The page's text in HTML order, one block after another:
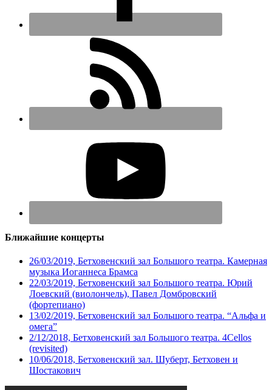
Ближайшие концерты
26/03/2019, Бетховенский зал Большого театра. Камерная
музыка Иоганнеса Брамса
22/03/2019, Бетховенский зал Большого театра. Юрий
Лоевский (виолончель), Павел Домбровский
(фортепиано)
13/02/2019, Бетховенский зал Большого театра. “Альфа и
омега”
2/12/2018, Бетховенский зал Большого театра. 4Cellos
(revisited)
10/06/2018, Бетховенский зал. Шуберт, Бетховен и
Шостакович